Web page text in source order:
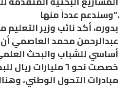
وسندعم عدداً منها”.
بدوره، أكد نائب وزير التعليم
عبدالرحمن محمد العاصمي
أساسي للشباب والبحث
خصصت نحو ٦ مليارات
مبادرات التحول الوطني،